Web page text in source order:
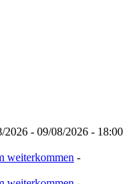
2026 - 09/08/2026 - 18:00
weiterkommen -